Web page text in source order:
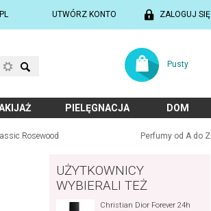
UTWÓRZ KONTO ZALOGUJ SIĘ
Pusty
PIELĘGNACJA DOM
Perfumy od A do Z
Rosewood
UŻYTKOWNICY
WYBIERALI TEŻ
Christian Dior Forever 24h